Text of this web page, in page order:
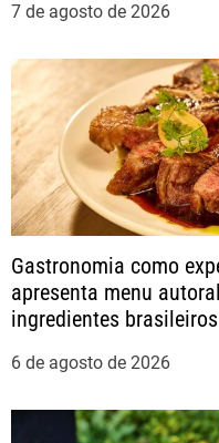
e
P
o
s
t
7 de agosto de 2026
Gastronomia como
apresenta menu
ingredientes brasileiros
6 de agosto de 2026